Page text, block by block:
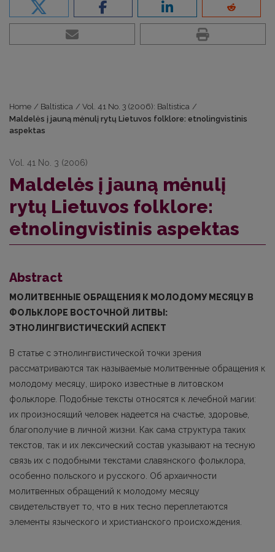
Home / Baltistica / Vol. 41 No. 3 (2006): Baltistica /
Maldelės į jauną mėnulį rytų Lietuvos folklore: etnolingvistinis
aspektas
Vol. 41 No. 3 (2006)
Maldelės į jauną mėnulį
rytų Lietuvos folklore:
etnolingvistinis aspektas
Abstract
МОЛИТВЕННЫЕ ОБРАЩЕНИЯ К МОЛОДОМУ МЕСЯЦУ В
ФОЛЬК­ЛОРЕ ВОСТОЧНОЙ ЛИТВЫ:
ЭТНОЛИНГВИСТИЧЕСКИЙ АСПЕКТ
В статье с этнолингвистической точки зрения
рассматриваются так называемые молит­венные обращения к
молодому месяцу, широко известные в литовском
фольклоре. Подоб­ные тексты относятся к лечебной магии:
их произносящий человек надеется на счастье, здоровье,
благополучие в личной жизни. Как сама структура таких
текстов, так и их лексический состав указывают на тесную
связь их с подобными текстами славянского фольклора,
особенно польского и русского. Об архаичности
молитвенных обращений к молодому месяцу
свидетельствует то, что в них тесно переплетаются
элементы языческого и христианско­го происхождения.